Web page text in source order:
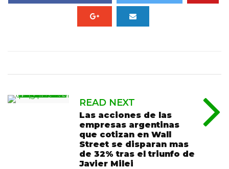
READ NEXT
Las acciones de las
empresas argentinas
que cotizan en Wall
Street se disparan mas
de 32% tras el triunfo de
Javier Milei